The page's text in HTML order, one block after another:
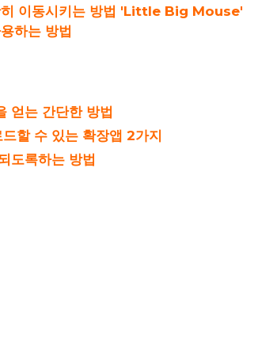
히 이동시키는 방법 'Little Big Mouse'
하는 방법
얻는 간단한 방법
할 수 있는 확장앱 2가지
도록하는 방법